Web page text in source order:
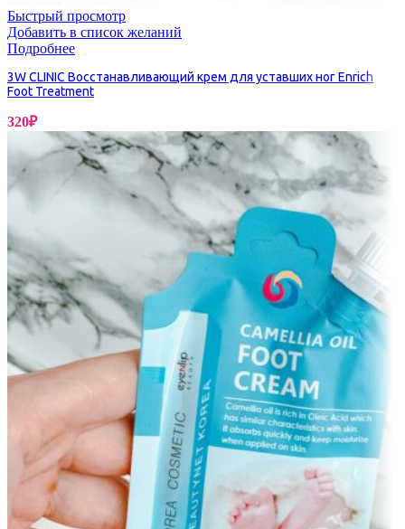
Быстрый просмотр
Добавить в список желаний
Подробнее
3W CLINIC Восстанавливающий крем для уставших ног Enrich
Foot Treatment
320₽